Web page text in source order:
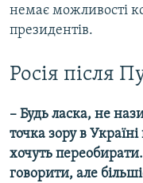
немає можливості
президентів.
Росія після
– Будь ласка, не
точка зору в
хочуть
говорити, але